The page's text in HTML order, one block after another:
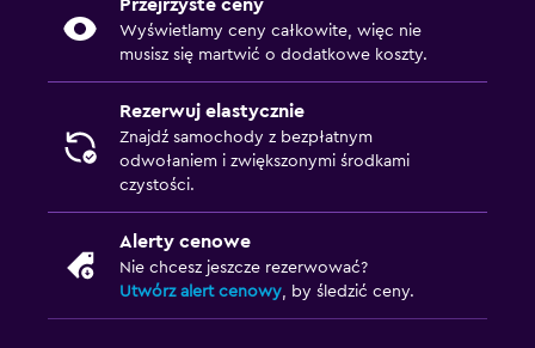
Przejrzyste ceny
Wyświetlamy ceny całkowite, więc nie
musisz się martwić o dodatkowe koszty.
Rezerwuj elastycznie
Znajdź samochody z bezpłatnym
odwołaniem i zwiększonymi środkami
czystości.
Alerty cenowe
Nie chcesz jeszcze rezerwować?
Utwórz alert cenowy, by śledzić ceny.